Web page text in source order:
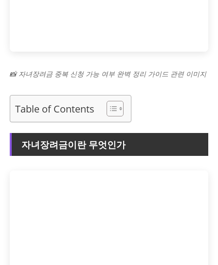
📸 자녀장려금 중복 신청 가능 여부 완벽 정리 가이드 관련 이미지
Table of Contents
자녀장려금이란 무엇인가